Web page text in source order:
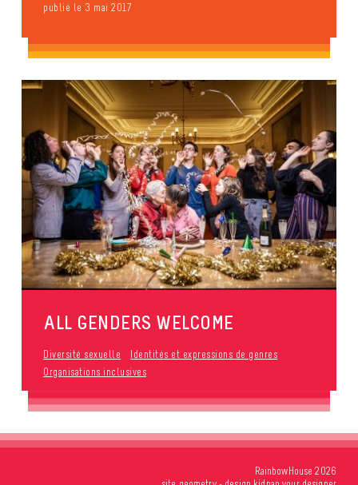
publié le 3 mai 2017
ALL GENDERS WELCOME
Diversité sexuelle
Identités et expressions de genres
Organisations inclusives
RainbowHouse 2026